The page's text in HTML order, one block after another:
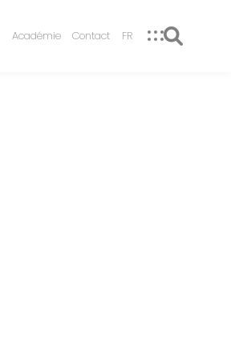
Académie Contact FR